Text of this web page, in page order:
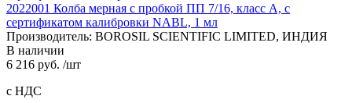
2022001 Колба мерная с пробкой ПП 7/16, класс A, с
сертификатом калибровки NABL, 1 мл
Производитель: BOROSIL SCIENTIFIC LIMITED, ИНДИЯ
В наличии
6 216 руб. /шт
с НДС